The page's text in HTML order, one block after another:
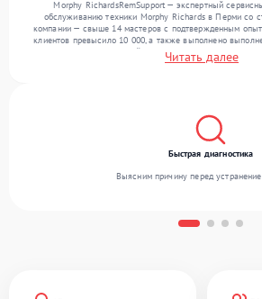
Morphy RichardsRemSupport — экспертный
обслуживанию техники Morphy Richards в Перми со
компании — свыше 14 мастеров с подтвержденным
клиентов превысило 10 000, а также выполнено
Ежемесячно в сервисный центр поступает более 300
устраняем поломки любой сложности и обеспечиваем
Читать далее
Быстрая диагностика
Выясним причину перед